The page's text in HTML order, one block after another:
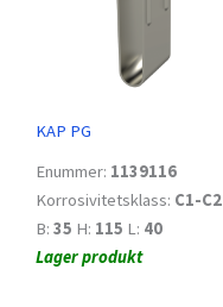
KAP PG
Enummer: 1139116
Korrosivitetsklass: C1-C2
B: 35 H: 115 L: 40
Lager produkt